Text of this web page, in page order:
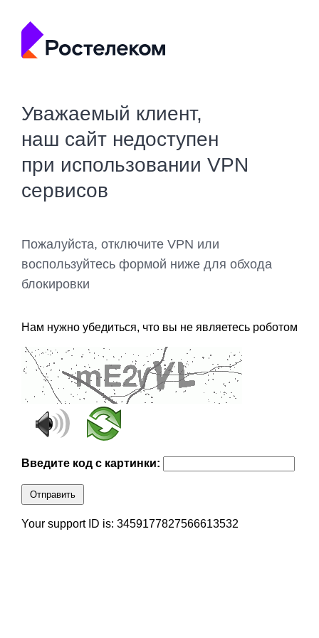
Уважаемый клиент,
наш сайт недоступен
при использовании VPN
сервисов
Пожалуйста, отключите VPN или
воспользуйтесь формой ниже для обхода
блокировки
Нам нужно убедиться, что вы не являетесь роботом
Введите код с картинки:
Отправить
Your support ID is: 3459177827566613532